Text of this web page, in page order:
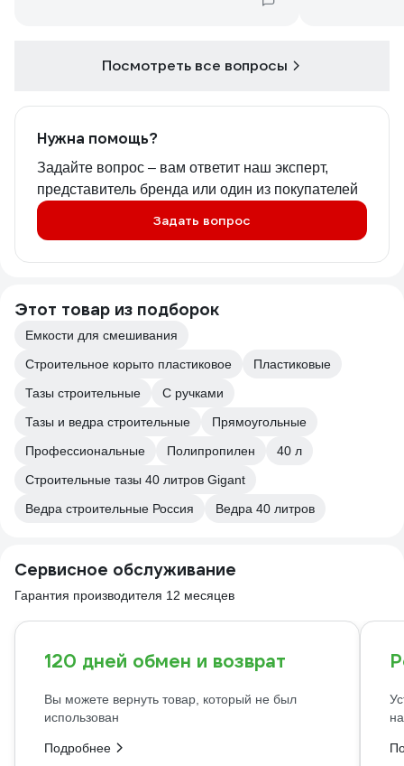
Посмотреть все вопросы
Нужна помощь?
Задайте вопрос – вам ответит наш эксперт,
представитель бренда или один из покупателей
Задать вопрос
Этот товар из подборок
Емкости для смешивания
Строительное корыто пластиковое
Пластиковые
Тазы строительные
С ручками
Тазы и ведра строительные
Прямоугольные
Профессиональные
Полипропилен
40 л
Строительные тазы 40 литров Gigant
Ведра строительные Россия
Ведра 40 литров
Сервисное обслуживание
Гарантия производителя 12 месяцев
120 дней обмен и возврат
Вы можете вернуть товар, который не был
использован
Подробнее